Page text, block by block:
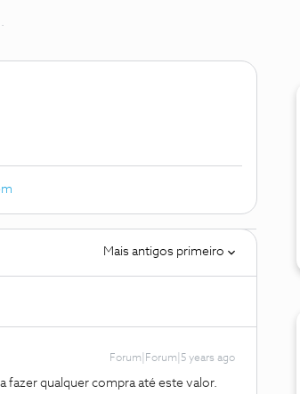
Mais antigos primeiro
Forum|Forum|5 years ago
fazer qualquer compra até este valor.